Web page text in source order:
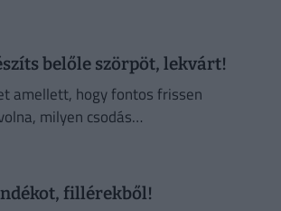
belőle szörpöt, lekvárt!
amellett, hogy fontos frissen
milyen csodás
fillérekből!